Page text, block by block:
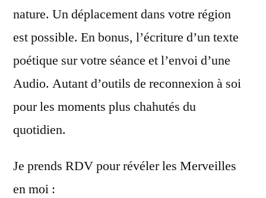
nature. Un déplacement dans votre région
est possible. En bonus, l’écriture d’un texte
poétique sur votre séance et l’envoi d’une
Audio. Autant d’outils de reconnexion à soi
pour les moments plus chahutés du
quotidien.
Je prends RDV pour révéler les Merveilles
en moi :